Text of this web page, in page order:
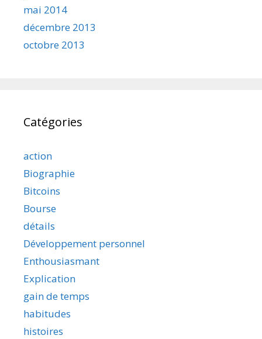
mai 2014
décembre 2013
octobre 2013
Catégories
action
Biographie
Bitcoins
Bourse
détails
Développement personnel
Enthousiasmant
Explication
gain de temps
habitudes
histoires